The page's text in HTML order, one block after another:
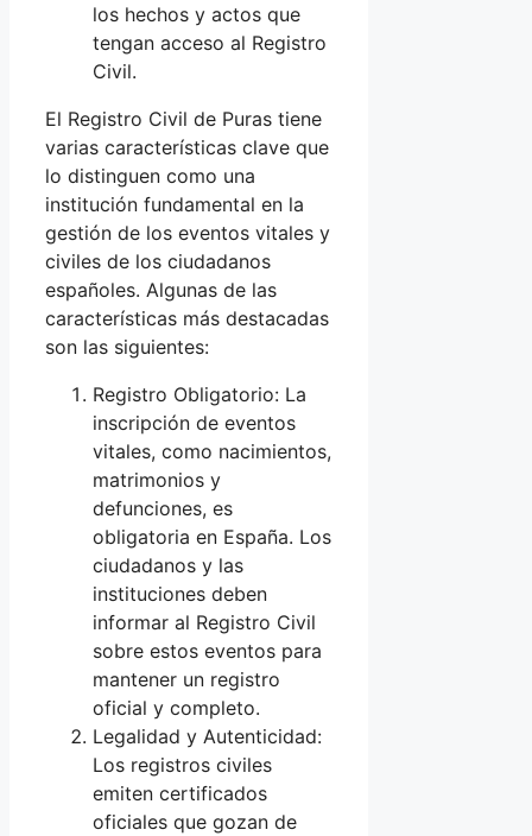
los hechos y actos que
tengan acceso al Registro
Civil.
El Registro Civil de Puras tiene
varias características clave que
lo distinguen como una
institución fundamental en la
gestión de los eventos vitales y
civiles de los ciudadanos
españoles. Algunas de las
características más destacadas
son las siguientes:
Registro Obligatorio: La
inscripción de eventos
vitales, como nacimientos,
matrimonios y
defunciones, es
obligatoria en España. Los
ciudadanos y las
instituciones deben
informar al Registro Civil
sobre estos eventos para
mantener un registro
oficial y completo.
Legalidad y Autenticidad:
Los registros civiles
emiten certificados
oficiales que gozan de